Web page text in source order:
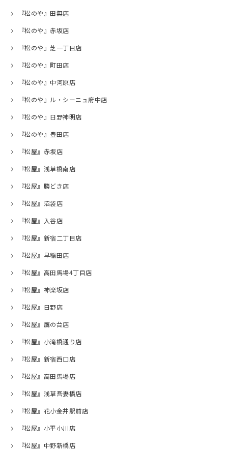
『松のや』田無店
『松のや』赤坂店
『松のや』芝一丁目店
『松のや』町田店
『松のや』中河原店
『松のや』ル・シーニュ府中店
『松のや』日野神明店
『松のや』豊田店
『松屋』赤坂店
『松屋』浅草橋南店
『松屋』勝どき店
『松屋』沼袋店
『松屋』入谷店
『松屋』新宿二丁目店
『松屋』早稲田店
『松屋』高田馬場4丁目店
『松屋』神楽坂店
『松屋』日野店
『松屋』鷹の台店
『松屋』小滝橋通り店
『松屋』新宿西口店
『松屋』高田馬場店
『松屋』浅草吾妻橋店
『松屋』花小金井駅前店
『松屋』小平小川店
『松屋』中野新橋店